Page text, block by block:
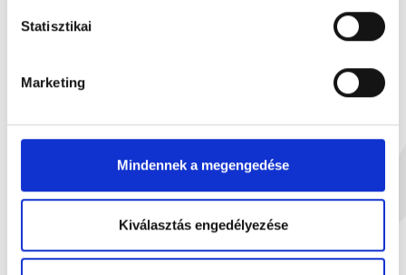
Statisztikai
Marketing
Mindennek a megengedése
Kiválasztás engedélyezése
Dán vajas keksz édesítősze...
1 590 Ft